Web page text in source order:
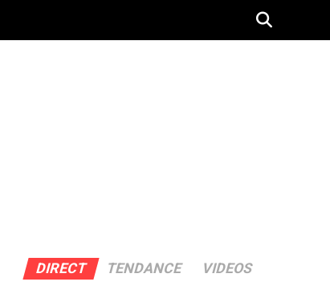
DIRECT TENDANCE VIDEOS